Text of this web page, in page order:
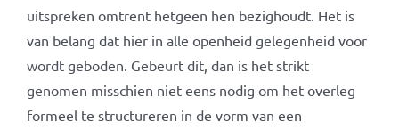
uitspreken omtrent hetgeen hen bezighoudt. Het is
van belang dat hier in alle openheid gelegenheid voor
wordt geboden. Gebeurt dit, dan is het strikt
genomen misschien niet eens nodig om het overleg
formeel te structureren in de vorm van een